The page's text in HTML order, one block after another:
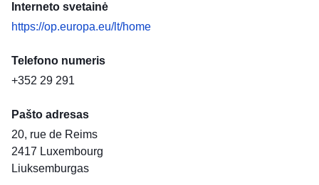
Interneto svetainė
https://op.europa.eu/lt/home
Telefono numeris
+352 29 291
Pašto adresas
20, rue de Reims
2417 Luxembourg
Liuksemburgas